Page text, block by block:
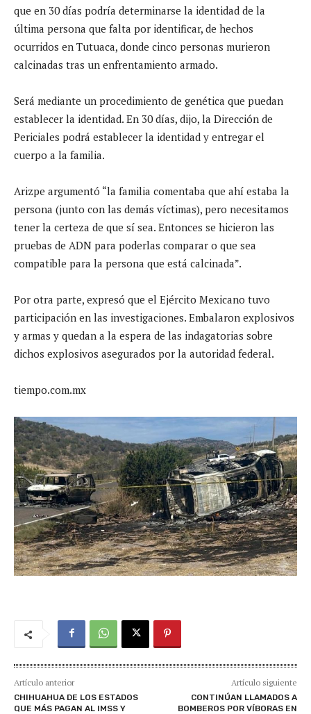
que en 30 días podría determinarse la identidad de la
última persona que falta por identificar, de hechos
ocurridos en Tutuaca, donde cinco personas murieron
calcinadas tras un enfrentamiento armado.
Será mediante un procedimiento de genética que puedan
establecer la identidad. En 30 días, dijo, la Dirección de
Periciales podrá establecer la identidad y entregar el
cuerpo a la familia.
Arizpe argumentó “la familia comentaba que ahí estaba la
persona (junto con las demás víctimas), pero necesitamos
tener la certeza de que sí sea. Entonces se hicieron las
pruebas de ADN para poderlas comparar o que sea
compatible para la persona que está calcinada”.
Por otra parte, expresó que el Ejército Mexicano tuvo
participación en las investigaciones. Embalaron explosivos
y armas y quedan a la espera de las indagatorias sobre
dichos explosivos asegurados por la autoridad federal.
tiempo.com.mx
Artículo anterior
CHIHUAHUA DE LOS ESTADOS
QUE MÁS PAGAN AL IMSS Y
Artículo siguiente
CONTINÚAN LLAMADOS A
BOMBEROS POR VÍBORAS EN